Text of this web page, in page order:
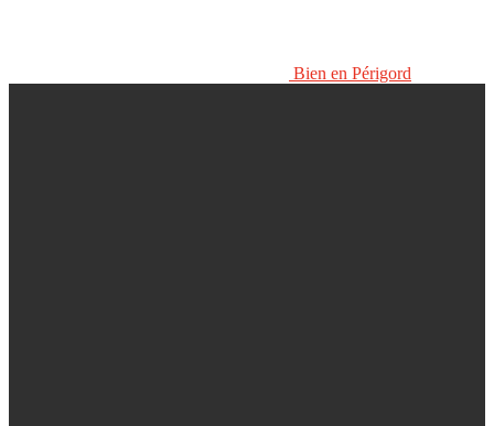
Bien en Périgord